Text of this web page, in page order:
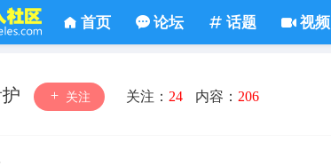
首页 论坛 话题 视频
关注 关注： 24 内容： 206